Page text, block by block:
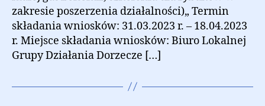
zakresie poszerzenia działalności)„ Termin
składania wniosków: 31.03.2023 r. – 18.04.2023
r. Miejsce składania wniosków: Biuro Lokalnej
Grupy Działania Dorzecze […]